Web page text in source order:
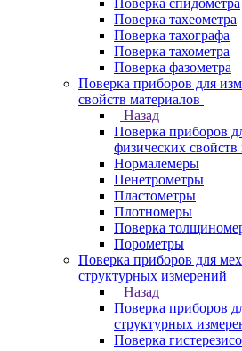
Поверка спидометра
Поверка тахеометра
Поверка тахографа
Поверка тахометра
Поверка фазометра
Поверка приборов для
свойств материалов
Назад
Поверка приборов
физических свойств
Нормалемеры
Пенетрометры
Пластометры
Плотномеры
Поверка
Порометры
Поверка приборов для
структурных измерений
Назад
Поверка приборов
структурных
Поверка